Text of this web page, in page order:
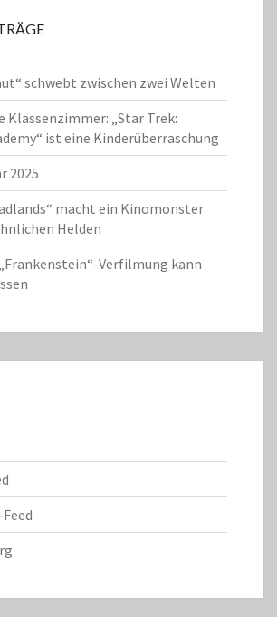
schwebt zwischen zwei Welten
Klassenzimmer: „Star Trek:
ist eine Kinderüberraschung
2025
macht ein Kinomonster
Helden
Verfilmung kann